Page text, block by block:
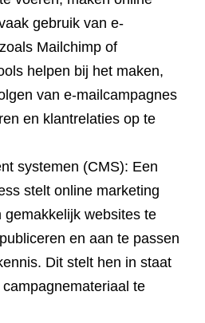
gebruik van e-
Mailchimp of
helpen bij het maken,
van e-mailcampagnes
en klantrelaties op te
systemen (CMS): Een
stelt online marketing
gemakkelijk websites te
en aan te passen
Dit stelt hen in staat
te